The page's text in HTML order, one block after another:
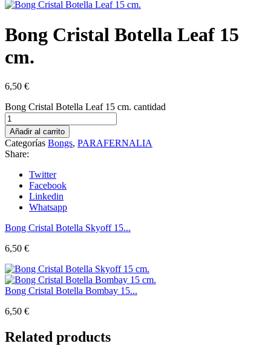
Bong Cristal Botella Leaf 15
cm.
6,50 €
Bong Cristal Botella Leaf 15 cm. cantidad
Añadir al carrito
Categorías Bongs, PARAFERNALIA
Share:
Twitter
Facebook
Linkedin
Whatsapp
Bong Cristal Botella Skyoff 15...
6,50 €
Bong Cristal Botella Bombay 15...
6,50 €
Related products